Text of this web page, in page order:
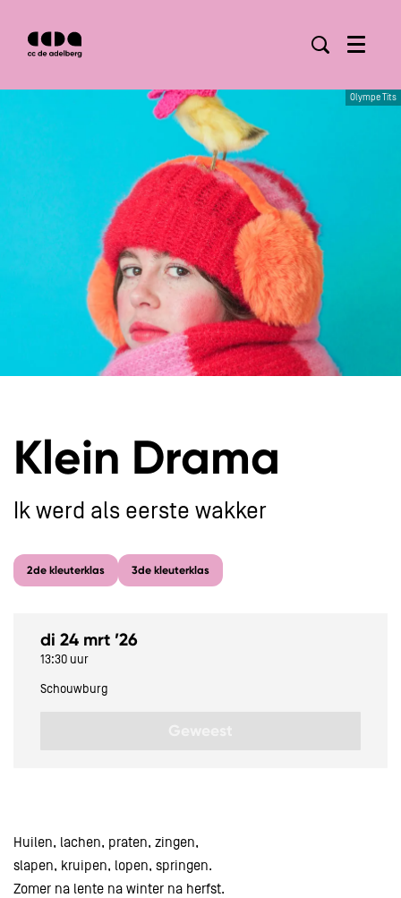
Menu
Olympe Tits
Klein Drama
Ik werd als eerste wakker
2de kleuterklas 3de kleuterklas
di 24 mrt ’26
13:30 uur
Schouwburg
Huilen, lachen, praten, zingen,
slapen, kruipen, lopen, springen.
Zomer na lente na winter na herfst.